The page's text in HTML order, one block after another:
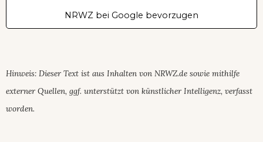
NRWZ bei Google bevorzugen
Hinweis: Dieser Text ist aus Inhalten von NRWZ.de sowie mithilfe
externer Quellen, ggf. unterstützt von künstlicher Intelligenz, verfasst
worden.